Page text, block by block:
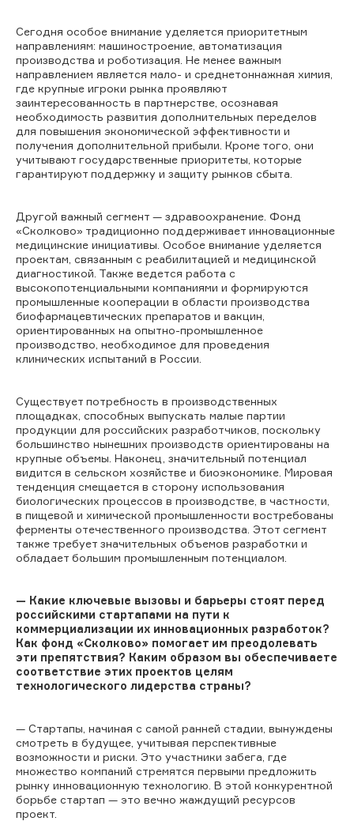
Сегодня особое внимание уделяется приоритетным
направлениям: машиностроение, автоматизация
производства и роботизация. Не менее важным
направлением является мало- и среднетоннажная химия,
где крупные игроки рынка проявляют
заинтересованность в партнерстве, осознавая
необходимость развития дополнительных переделов
для повышения экономической эффективности и
получения дополнительной прибыли. Кроме того, они
учитывают государственные приоритеты, которые
гарантируют поддержку и защиту рынков сбыта.
Другой важный сегмент — здравоохранение. Фонд
«Сколково» традиционно поддерживает инновационные
медицинские инициативы. Особое внимание уделяется
проектам, связанным с реабилитацией и медицинской
диагностикой. Также ведется работа с
высокопотенциальными компаниями и формируются
промышленные кооперации в области производства
биофармацевтических препаратов и вакцин,
ориентированных на опытно-промышленное
производство, необходимое для проведения
клинических испытаний в России.
Существует потребность в производственных
площадках, способных выпускать малые партии
продукции для российских разработчиков, поскольку
большинство нынешних производств ориентированы на
крупные объемы. Наконец, значительный потенциал
видится в сельском хозяйстве и биоэкономике. Мировая
тенденция смещается в сторону использования
биологических процессов в производстве, в частности,
в пищевой и химической промышленности востребованы
ферменты отечественного производства. Этот сегмент
также требует значительных объемов разработки и
обладает большим промышленным потенциалом.
— Какие ключевые вызовы и барьеры стоят перед
российскими стартапами на пути к
коммерциализации их инновационных разработок?
Как фонд «Сколково» помогает им преодолевать
эти препятствия? Каким образом вы обеспечиваете
соответствие этих проектов целям
технологического лидерства страны?
— Стартапы, начиная с самой ранней стадии, вынуждены
смотреть в будущее, учитывая перспективные
возможности и риски. Это участники забега, где
множество компаний стремятся первыми предложить
рынку инновационную технологию. В этой конкурентной
борьбе стартап — это вечно жаждущий ресурсов
проект.